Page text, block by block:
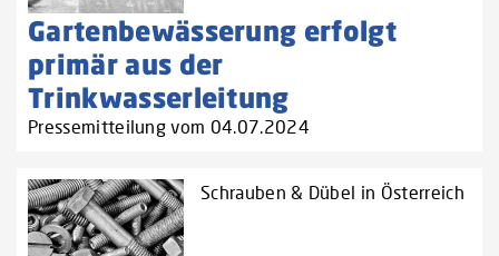
Gartenbewässerung erfolgt
primär aus der
Trinkwasserleitung
Pressemitteilung vom 04.07.2024
Schrauben & Dübel in Österreich